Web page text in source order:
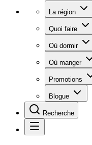
La région
Quoi faire
Où dormir
Où manger
Promotions
Blogue
Recherche